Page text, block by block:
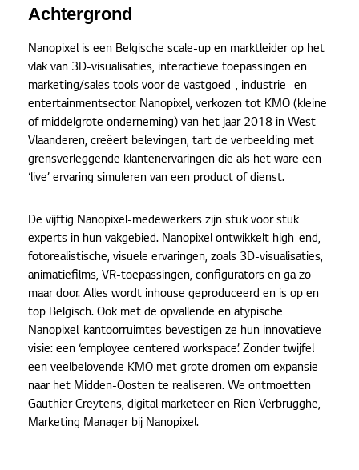
Achtergrond
Nanopixel is een Belgische scale-up en marktleider op het
vlak van 3D-visualisaties, interactieve toepassingen en
marketing/sales tools voor de vastgoed-, industrie- en
entertainmentsector. Nanopixel, verkozen tot KMO (kleine
of middelgrote onderneming) van het jaar 2018 in West-
Vlaanderen, creëert belevingen, tart de verbeelding met
grensverleggende klantenervaringen die als het ware een
‘live’ ervaring simuleren van een product of dienst.
De vijftig Nanopixel-medewerkers zijn stuk voor stuk
experts in hun vakgebied. Nanopixel ontwikkelt high-end,
fotorealistische, visuele ervaringen, zoals 3D-visualisaties,
animatiefilms, VR-toepassingen, configurators en ga zo
maar door. Alles wordt inhouse geproduceerd en is op en
top Belgisch. Ook met de opvallende en atypische
Nanopixel-kantoorruimtes bevestigen ze hun innovatieve
visie: een ‘employee centered workspace’. Zonder twijfel
een veelbelovende KMO met grote dromen om expansie
naar het Midden-Oosten te realiseren. We ontmoetten
Gauthier Creytens, digital marketeer en Rien Verbrugghe,
Marketing Manager bij Nanopixel.